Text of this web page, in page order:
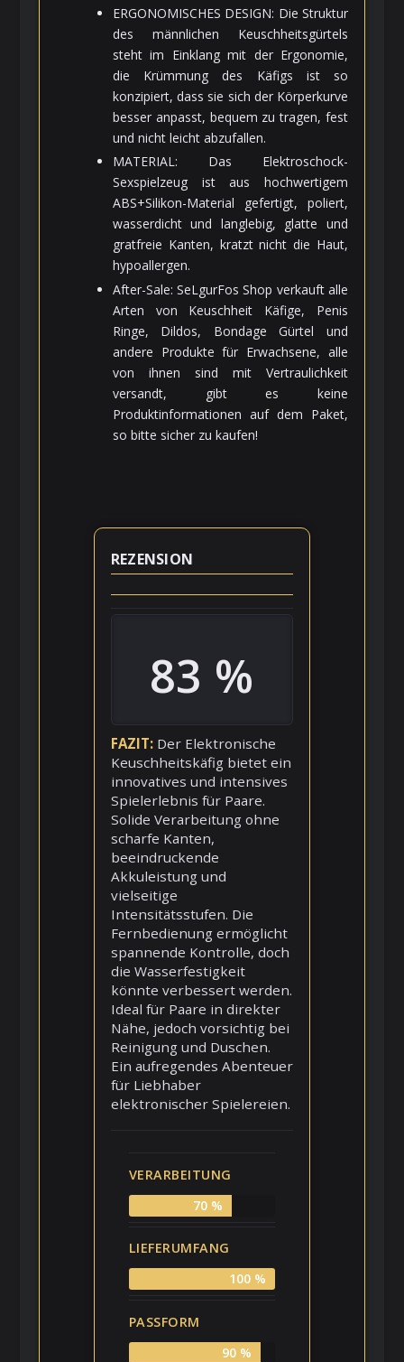
ERGONOMISCHES DESIGN: Die Struktur
des männlichen Keuschheitsgürtels
steht im Einklang mit der Ergonomie,
die Krümmung des Käfigs ist so
konzipiert, dass sie sich der Körperkurve
besser anpasst, bequem zu tragen, fest
und nicht leicht abzufallen.
MATERIAL: Das Elektroschock-
Sexspielzeug ist aus hochwertigem
ABS+Silikon-Material gefertigt, poliert,
wasserdicht und langlebig, glatte und
gratfreie Kanten, kratzt nicht die Haut,
hypoallergen.
After-Sale: SeLgurFos Shop verkauft alle
Arten von Keuschheit Käfige, Penis
Ringe, Dildos, Bondage Gürtel und
andere Produkte für Erwachsene, alle
von ihnen sind mit Vertraulichkeit
versandt, gibt es keine
Produktinformationen auf dem Paket,
so bitte sicher zu kaufen!
REZENSION
83 %
FAZIT Der Elektronische
Keuschheitskäfig bietet ein
innovatives und intensives
Spielerlebnis für Paare.
Solide Verarbeitung ohne
scharfe Kanten,
beeindruckende
Akkuleistung und
vielseitige
Intensitätsstufen. Die
Fernbedienung ermöglicht
spannende Kontrolle, doch
die Wasserfestigkeit
könnte verbessert werden.
Ideal für Paare in direkter
Nähe, jedoch vorsichtig bei
Reinigung und Duschen.
Ein aufregendes Abenteuer
für Liebhaber
elektronischer Spielereien.
VERARBEITUNG
70 %
LIEFERUMFANG
100 %
PASSFORM
90 %